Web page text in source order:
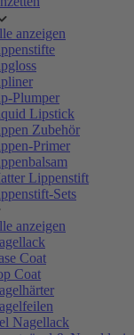
anzeigen
Plumper
Lipstick
Zubehör
Primer
Lippenstift
Sets
anzeigen
Coat
Coat
Nagellack